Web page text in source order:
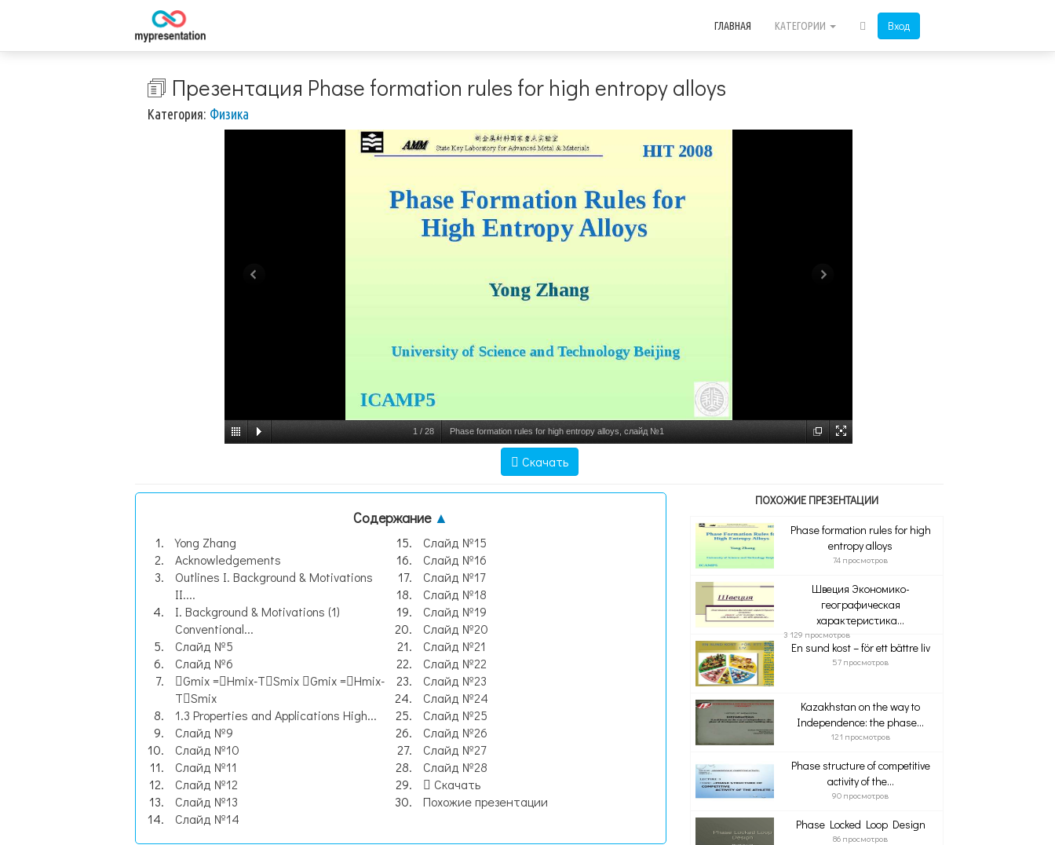
Вход
ГЛАВНАЯ КАТЕГОРИИ
🗊 Презентация Phase formation rules for high entropy alloys
Категория: Физика
1 / 28 Phase formation rules for high entropy alloys, слайд №1
Скачать
Содержание ▲
Yong Zhang
Acknowledgements
Outlines I. Background & Motivations
II....
I. Background & Motivations (1)
Conventional...
Слайд №5
Слайд №6
Gmix =Hmix-TSmix Gmix =Hmix-
TSmix
1.3 Properties and Applications High...
Слайд №9
Слайд №10
Слайд №11
Слайд №12
Слайд №13
Слайд №14
Слайд №15
Слайд №16
Слайд №17
Слайд №18
Слайд №19
Слайд №20
Слайд №21
Слайд №22
Слайд №23
Слайд №24
Слайд №25
Слайд №26
Слайд №27
Слайд №28
Скачать
Похожие презентации
ПОХОЖИЕ ПРЕЗЕНТАЦИИ
Phase formation rules for high
entropy alloys
74 просмотров
Швеция Экономико-
географическая
характеристика...
3 129 просмотров
En sund kost – för ett bättre liv
57 просмотров
Kazakhstan on the way to
Independence: the phase...
121 просмотров
Phase structure of competitive
activity of the...
90 просмотров
Phase Locked Loop Design
86 просмотров